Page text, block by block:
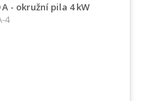
- okružní pila 4 kW
4